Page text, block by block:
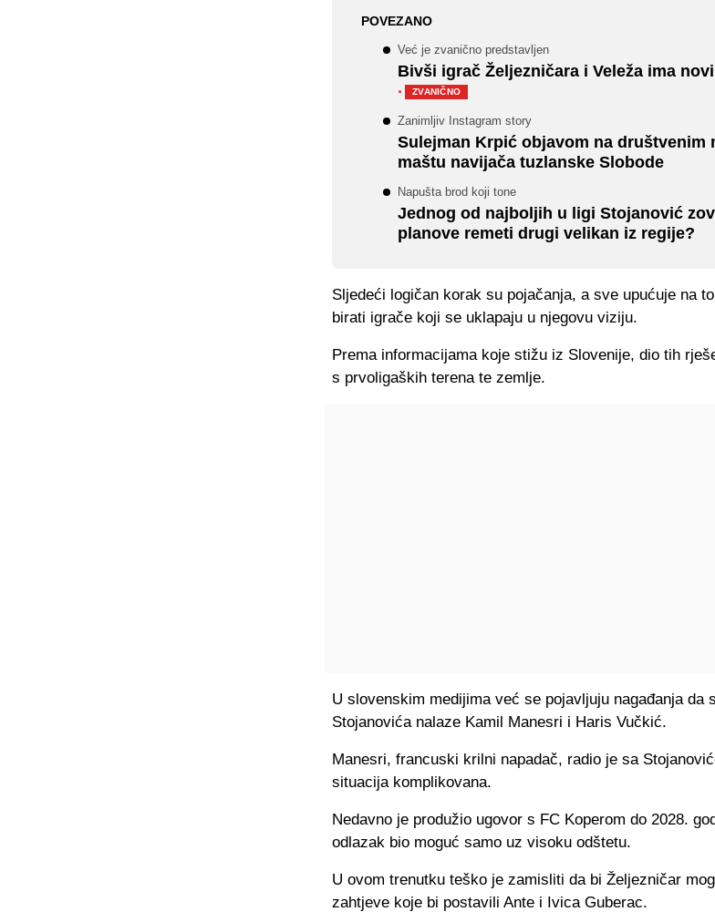
POVEZANO
Već je zvanično predstavljen
Bivši igrač Željezničara i Veleža ima
·
ZVANIČNO
Zanimljiv Instagram story
Sulejman Krpić objavom na društvenim
maštu navijača tuzlanske Slobode
Napušta brod koji tone
Jednog od najboljih u ligi Stojanović
planove remeti drugi velikan iz regije?
Sljedeći logičan korak su pojačanja, a sve upućuje na
birati igrače koji se uklapaju u njegovu viziju.
Prema informacijama koje stižu iz Slovenije, dio tih
s prvoligaških terena te zemlje.
U slovenskim medijima već se pojavljuju nagađanja da
Stojanovića nalaze Kamil Manesri i Haris Vučkić.
Manesri, francuski krilni napadač, radio je sa
situacija komplikovana.
Nedavno je produžio ugovor s FC Koperom do 2028.
odlazak bio moguć samo uz visoku odštetu.
U ovom trenutku teško je zamisliti da bi Željezničar
zahtjeve koje bi postavili Ante i Ivica Guberac.